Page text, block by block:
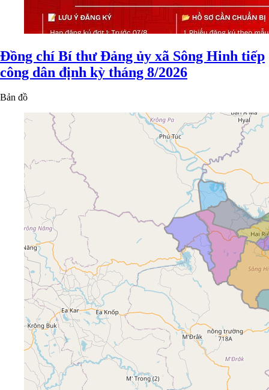
Đồng chí Bí thư Đảng ủy xã Sông Hinh tiếp
công dân định kỳ tháng 8/2026
Bản đồ